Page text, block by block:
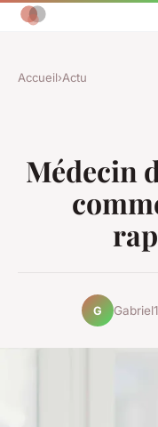
Accueil›Actu
Médecin
G Gabriel